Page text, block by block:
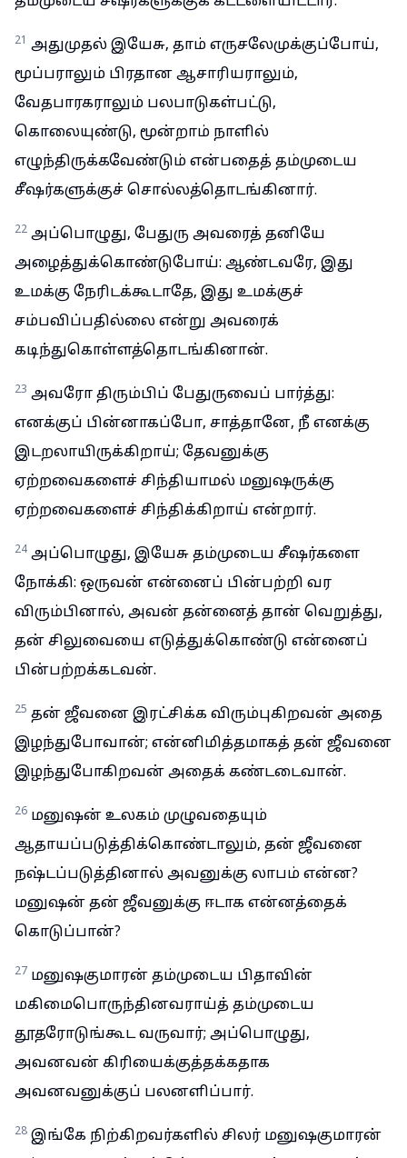
21 அதுமுதல் இயேசு, தாம் எருசலேமுக்குப்போய்,
மூப்பராலும் பிரதான ஆசாரியராலும்,
வேதபாரகராலும் பலபாடுகள்பட்டு,
கொலையுண்டு, மூன்றாம் நாளில்
எழுந்திருக்கவேண்டும் என்பதைத் தம்முடைய
சீஷர்களுக்குச் சொல்லத்தொடங்கினார்.
22 அப்பொழுது, பேதுரு அவரைத் தனியே
அழைத்துக்கொண்டுபோய்: ஆண்டவரே, இது
உமக்கு நேரிடக்கூடாதே, இது உமக்குச்
சம்பவிப்பதில்லை என்று அவரைக்
கடிந்துகொள்ளத்தொடங்கினான்.
23 அவரோ திரும்பிப் பேதுருவைப் பார்த்து:
எனக்குப் பின்னாகப்போ, சாத்தானே, நீ எனக்கு
இடறலாயிருக்கிறாய்; தேவனுக்கு
ஏற்றவைகளைச் சிந்தியாமல் மனுஷருக்கு
ஏற்றவைகளைச் சிந்திக்கிறாய் என்றார்.
24 அப்பொழுது, இயேசு தம்முடைய சீஷர்களை
நோக்கி: ஒருவன் என்னைப் பின்பற்றி வர
விரும்பினால், அவன் தன்னைத் தான் வெறுத்து,
தன் சிலுவையை எடுத்துக்கொண்டு என்னைப்
பின்பற்றக்கடவன்.
25 தன் ஜீவனை இரட்சிக்க விரும்புகிறவன் அதை
இழந்துபோவான்; என்னிமித்தமாகத் தன் ஜீவனை
இழந்துபோகிறவன் அதைக் கண்டடைவான்.
26 மனுஷன் உலகம் முழுவதையும்
ஆதாயப்படுத்திக்கொண்டாலும், தன் ஜீவனை
நஷ்டப்படுத்தினால் அவனுக்கு லாபம் என்ன?
மனுஷன் தன் ஜீவனுக்கு ஈடாக என்னத்தைக்
கொடுப்பான்?
27 மனுஷகுமாரன் தம்முடைய பிதாவின்
மகிமைபொருந்தினவராய்த் தம்முடைய
தூதரோடுங்கூட வருவார்; அப்பொழுது,
அவனவன் கிரியைக்குத்தக்கதாக
அவனவனுக்குப் பலனளிப்பார்.
28 இங்கே நிற்கிறவர்களில் சிலர் மனுஷகுமாரன்